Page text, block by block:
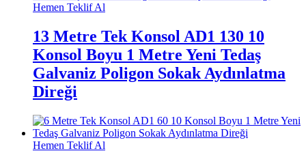
Hemen Teklif Al
13 Metre Tek Konsol AD1 130 10
Konsol Boyu 1 Metre Yeni Tedaş
Galvaniz Poligon Sokak Aydınlatma
Direği
Hemen Teklif Al